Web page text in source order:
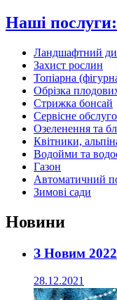
Наші послуги:
Ландшафтний
Захист рослин
Топіарна
Обрізка
Стрижка бонсай
Сервісне
Озеленення та
Квітники,
Водойми та
Газон
Автоматичний
Зимові сади
Новини
З Новим
28.12.2021